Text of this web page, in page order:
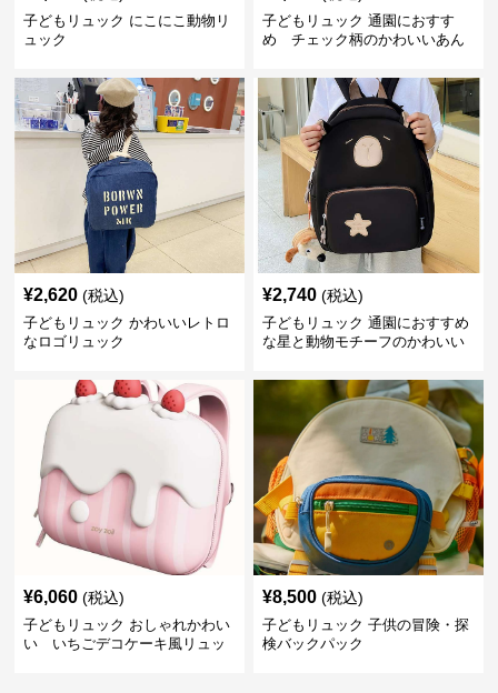
子どもリュック にこにこ動物リ
ュック
子どもリュック 通園におすす
め チェック柄のかわいいあん
¥2,620 (税込)
子どもリュック かわいいレトロ
なロゴリュック
¥2,740 (税込)
子どもリュック 通園におすすめ
な星と動物モチーフのかわいい
¥6,060 (税込)
子どもリュック おしゃれかわい
い いちごデコケーキ風リュッ
¥8,500 (税込)
子どもリュック 子供の冒険・探
検バックパック